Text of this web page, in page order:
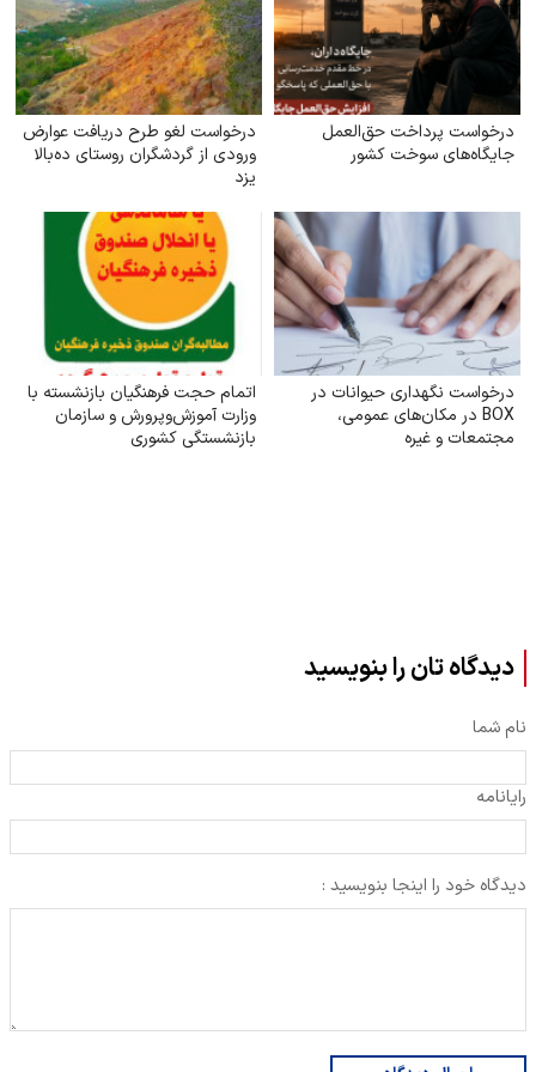
درخواست پرداخت حق‌العمل
جایگاه‌های سوخت کشور
درخواست لغو طرح دریافت عوارض
ورودی از گردشگران روستای ده‌بالا
یزد
درخواست نگهداری حیوانات در
BOX در مکان‌های عمومی،
مجتمعات و غیره
اتمام حجت فرهنگیان بازنشسته با
وزارت آموزش‌وپرورش و سازمان
بازنشستگی کشوری
دیدگاه تان را بنویسید
نام شما
رایانامه
دیدگاه خود را اینجا بنویسید :